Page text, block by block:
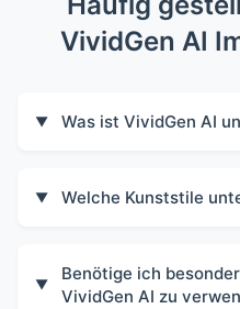
VividGen AI
▼ Was ist VividGen AI
▼ Welche Kunststile
▼
Benötige ich
VividGen AI zu